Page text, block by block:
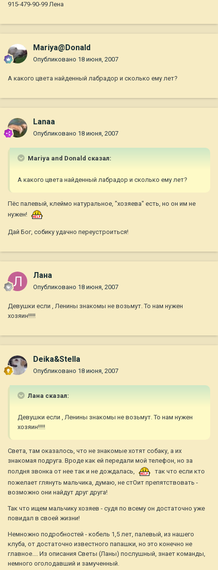
915-479-90-99 Лена
Mariya@Donald
Опубликовано 18 июня, 2007
А какого цвета найденный лабрадор и сколько ему лет?
Lanaa
Опубликовано 18 июня, 2007
Mariya and Donald сказал:
А какого цвета найденный лабрадор и сколько ему лет?
Пёс палевый, клеймо натуральное, "хозяева" есть, но он им не
нужен!
Дай Бог, собику удачно переустроиться!
Лана
Опубликовано 18 июня, 2007
Девушки если , Ленины знакомы не возьмут. То нам нужен
хозяин!!!!!
Deika&Stella
Опубликовано 18 июня, 2007
Лана сказал:
Девушки если , Ленины знакомы не возьмут. То нам нужен
хозяин!!!!!
Света, там оказалось, что не знакомые хотят собаку, а их
знакомая подруга. Вроде как ей передали мой телефон, но за
полдня звонка от нее так и не дождалась,
так что если кто
пожелает глянуть мальчика, думаю, не стОит препятствовать -
возможно они найдут друг друга!
Так что ищем мальчику хозяев - судя по всему он достаточно уже
повидал в своей жизни!
Немножно подробностей - кобель 1,5 лет, палевый, из нашего
клуба, от достаточно известного папашки, но это конечно не
главное.... Из описания Светы (Ланы) послушный, знает команды,
немного оголодавший и замученный.